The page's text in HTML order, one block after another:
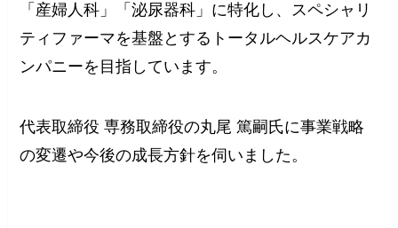
「産婦人科」「泌尿器科」に特化し、スペシャリ
ティファーマを基盤とするトータルヘルスケアカ
ンパニーを目指しています。
代表取締役 専務取締役の丸尾 篤嗣氏に事業戦略
の変遷や今後の成長方針を伺いました。